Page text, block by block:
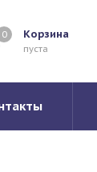
Корзина
0
пуста
0